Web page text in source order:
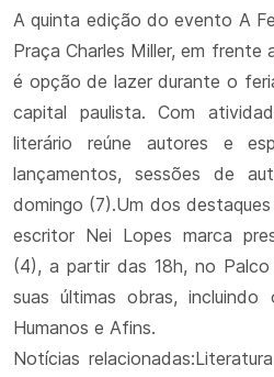
A quinta edição do evento A
Praça Charles Miller, em
é opção de lazer durante o
capital paulista. Com
literário reúne autores e
lançamentos, sessões de
domingo (7).Um dos
escritor Nei Lopes marca
(4), a partir das 18h, no
suas últimas obras,
Humanos e Afins.
Notícias